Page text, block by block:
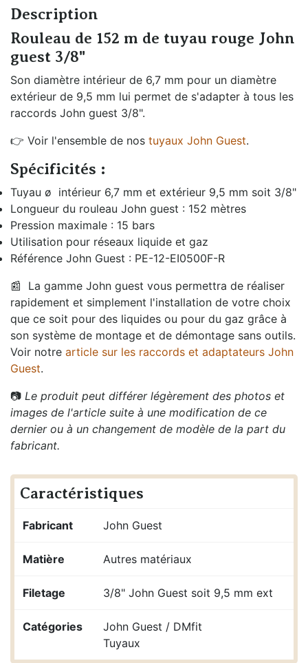
Description
Rouleau de 152 m de tuyau rouge John
guest 3/8"
Son diamètre intérieur de 6,7 mm pour un diamètre
extérieur de 9,5 mm lui permet de s'adapter à tous les
raccords John guest 3/8".
👉 Voir l'ensemble de nos tuyaux John Guest.
Spécificités :
Tuyau ø intérieur 6,7 mm et extérieur 9,5 mm soit 3/8"
Longueur du rouleau John guest : 152 mètres
Pression maximale : 15 bars
Utilisation pour réseaux liquide et gaz
Référence John Guest : PE-12-EI0500F-R
📰 La gamme John guest vous permettra de réaliser
rapidement et simplement l'installation de votre choix
que ce soit pour des liquides ou pour du gaz grâce à
son système de montage et de démontage sans outils.
Voir notre article sur les raccords et adaptateurs John
Guest.
📷 Le produit peut différer légèrement des photos et
images de l'article suite à une modification de ce
dernier ou à un changement de modèle de la part du
fabricant.
Caractéristiques
Fabricant John Guest
Matière Autres matériaux
Filetage 3/8" John Guest soit 9,5 mm ext
Catégories
John Guest / DMfit
Tuyaux